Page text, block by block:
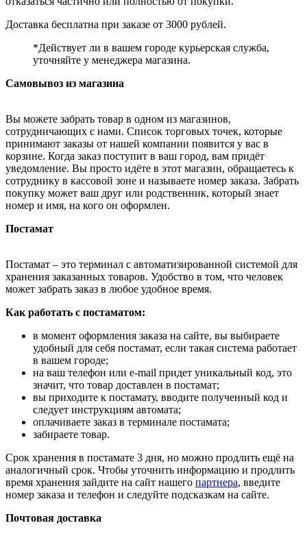
Доставка бесплатна при заказе от 3000 рублей.
*Действует ли в вашем городе курьерская служба,
уточняйте у менеджера магазина.
Самовывоз из магазина
Вы можете забрать товар в одном из магазинов,
сотрудничающих с нами. Список торговых точек, которые
принимают заказы от нашей компании появится у вас в
корзине. Когда заказ поступит в ваш город, вам придёт
уведомление. Вы просто идёте в этот магазин, обращаетесь к
сотруднику в кассовой зоне и называете номер заказа. Забрать
покупку может ваш друг или родственник, который знает
номер и имя, на кого он оформлен.
Постамат
Постамат – это терминал с автоматизированной системой для
хранения заказанных товаров. Удобство в том, что человек
может забрать заказ в любое удобное время.
Как работать с постаматом:
в момент оформления заказа на сайте, вы выбираете
удобный для себя постамат, если такая система работает
в вашем городе;
на ваш телефон или e-mail придет уникальный код, это
значит, что товар доставлен в постамат;
вы приходите к постамату, вводите полученный код и
следует инструкциям автомата;
оплачиваете заказ в терминале постамата;
забираете товар.
Срок хранения в постамате 3 дня, но можно продлить ещё на
аналогичный срок. Чтобы уточнить информацию и продлить
время хранения зайдите на сайт нашего партнера, введите
номер заказа и телефон и следуйте подсказкам на сайте.
Почтовая доставка